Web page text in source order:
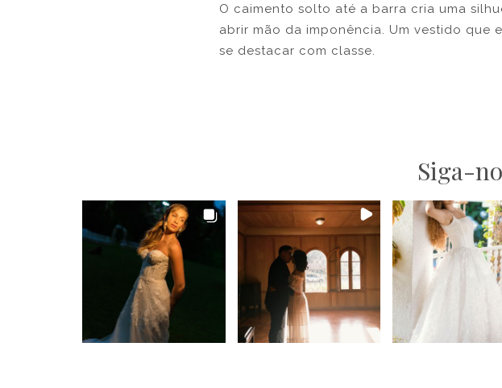
O caimento solto até a barra cria uma
abrir mão da imponência. Um vestido que
se destacar com classe.
Siga-